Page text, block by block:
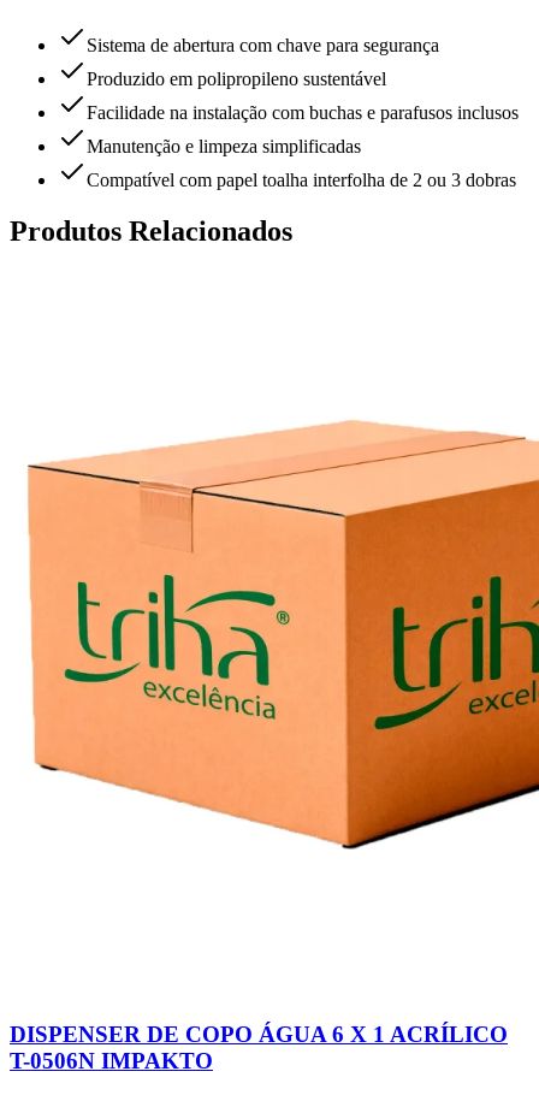
Sistema de abertura com chave para segurança
Produzido em polipropileno sustentável
Facilidade na instalação com buchas e parafusos inclusos
Manutenção e limpeza simplificadas
Compatível com papel toalha interfolha de 2 ou 3 dobras
Produtos Relacionados
DISPENSER DE COPO ÁGUA 6 X 1 ACRÍLICO
T-0506N IMPAKTO